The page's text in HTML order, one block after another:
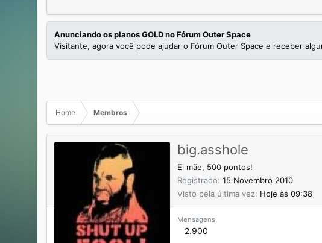
Anunciando os planos GOLD no Fórum Outer Space
Visitante, agora você pode ajudar o Fórum Outer Space e receber
Home Membros
big.asshole
Ei mãe, 500 pontos!
Registrado 15 Novembro 2010
Visto pela última vez Hoje às 09:38
Mensagens
2.900